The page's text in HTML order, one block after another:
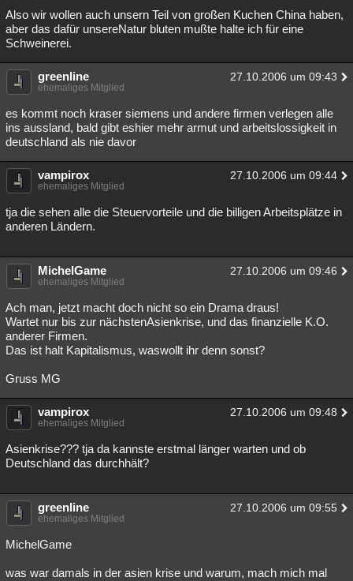
Also wir wollen auch unsern Teil von großen Kuchen China haben,
aber das dafür unsereNatur bluten mußte halte ich für eine
Schweinerei.
greenline 27.10.2006 um 09:43
ehemaliges Mitglied
es kommt noch kraser siemens und andere firmen verlegen alle
ins aussland, bald gibt eshier mehr armut und arbeitslossigkeit in
deutschland als nie davor
vampirox 27.10.2006 um 09:44
ehemaliges Mitglied
tja die sehen alle die Steuervorteile und die billigen Arbeitsplätze in
anderen Ländern.
MichelGame 27.10.2006 um 09:46
ehemaliges Mitglied
Ach man, jetzt macht doch nicht so ein Drama draus!
Wartet nur bis zur nächstenAsienkrise, und das finanzielle K.O.
anderer Firmen.
Das ist halt Kapitalismus, waswollt ihr denn sonst?
Gruss MG
vampirox 27.10.2006 um 09:48
ehemaliges Mitglied
Asienkrise??? tja da kannste erstmal länger warten und ob
Deutschland das durchhält?
greenline 27.10.2006 um 09:55
ehemaliges Mitglied
MichelGame
was war damals in der asien krise und warum, mach mich mal